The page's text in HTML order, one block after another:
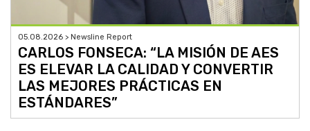
05.08.2026 > Newsline Report
CARLOS FONSECA: “LA MISIÓN DE AES
ES ELEVAR LA CALIDAD Y CONVERTIR
LAS MEJORES PRÁCTICAS EN
ESTÁNDARES”